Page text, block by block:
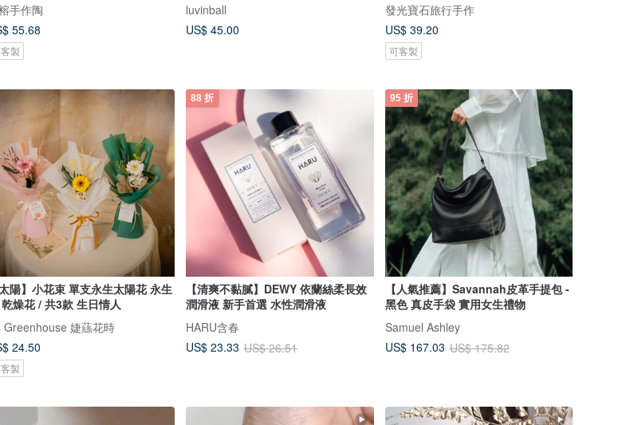
手作陶
55.68
製
luvinball
US$ 45.00
發光寶石旅行手作
US$ 39.20
可客製
太陽】小花束 單支永生太陽花 永生
燥花 / 共3款 生日情人
Greenhouse 婕蕬花時
24.50
製
88 折
【清爽不黏膩】DEWY 依蘭絲柔長效
潤滑液 新手首選 水性潤滑液
HARU含春
US$ 23.33 US$ 26.51
95 折
【人氣推薦】Savannah皮革手提包 -
黑色 真皮手袋 實用女生禮物
Samuel Ashley
US$ 167.03 US$ 175.82